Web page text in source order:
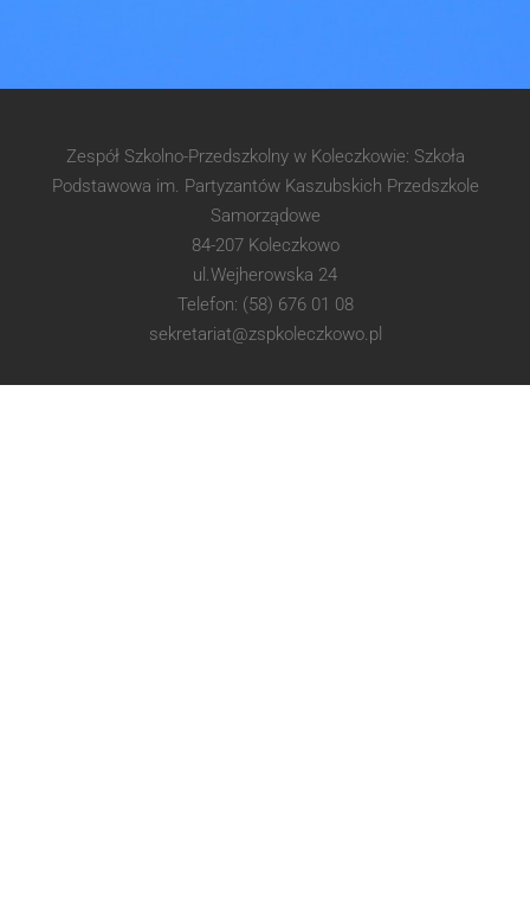
Zespół Szkolno-Przedszkolny w Koleczkowie: Szkoła
Podstawowa im. Partyzantów Kaszubskich Przedszkole
Samorządowe
84-207 Koleczkowo
ul.Wejherowska 24
Telefon: (58) 676 01 08
sekretariat@zspkoleczkowo.pl